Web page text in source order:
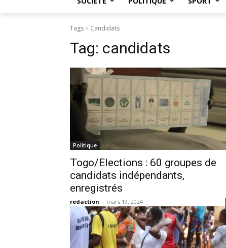
Tags Candidats
Tag: candidats
Politique
Togo/Elections : 60 groupes de
candidats indépendants,
enregistrés
redaction - mars 19, 2024